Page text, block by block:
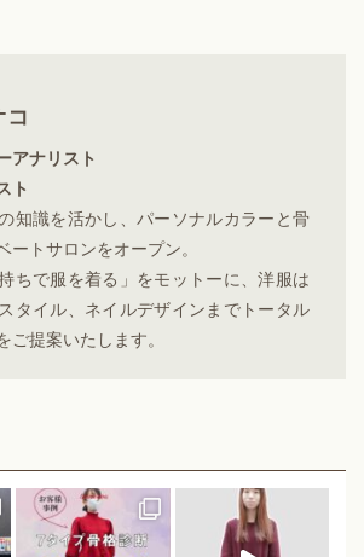
アナリスト
ト
知識を活かし、パーソナルカラーと骨
ートサロンをオープン。
ちで服を着る」をモットーに、洋服は
タイル、ネイルデザインまでトータル
ご提案いたします。